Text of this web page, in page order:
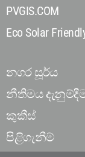
PVGIS.COM
Eco Solar
නගර සූර්ය
නීතිමය
කුකීස්
පිළිගැනීම්